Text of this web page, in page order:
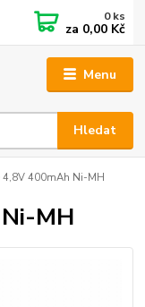
Menu
Hledat
0ks
za 0,00 Kč
4,8V 400mAh Ni-MH
MH